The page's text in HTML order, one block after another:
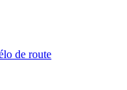
de route